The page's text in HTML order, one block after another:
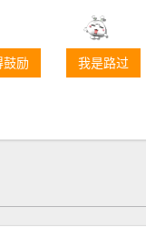
鼓励 我是路过